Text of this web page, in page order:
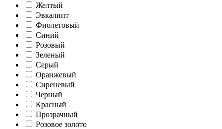
Желтый
Эвкалипт
Фиолетовый
Синий
Розовый
Зеленый
Серый
Оранжевый
Сиреневый
Черный
Красный
Прозрачный
Розовое золото